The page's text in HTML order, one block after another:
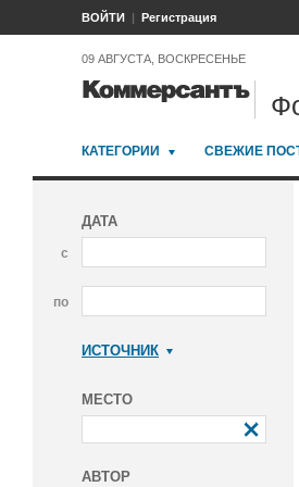
ВОЙТИ Регистрация
09 АВГУСТА, ВОСКРЕСЕНЬЕ
КАТЕГОРИИ СВЕЖИЕ
ДАТА
с
по
ИСТОЧНИК
МЕСТО
АВТОР